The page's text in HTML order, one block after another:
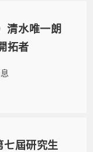
清水唯一朗
拓者
屆研究生